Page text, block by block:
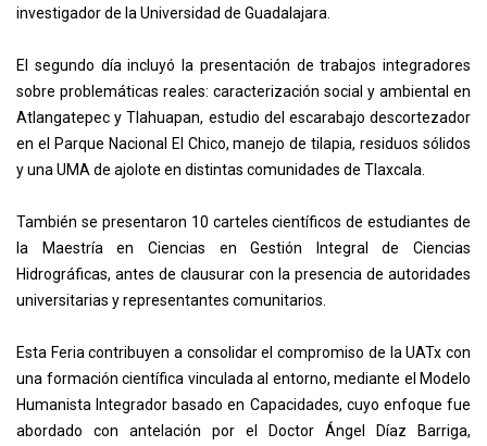
investigador de la Universidad de Guadalajara.
El segundo día incluyó la presentación de trabajos integradores
sobre problemáticas reales: caracterización social y ambiental en
Atlangatepec y Tlahuapan, estudio del escarabajo descortezador
en el Parque Nacional El Chico, manejo de tilapia, residuos sólidos
y una UMA de ajolote en distintas comunidades de Tlaxcala.
También se presentaron 10 carteles científicos de estudiantes de
la Maestría en Ciencias en Gestión Integral de Ciencias
Hidrográficas, antes de clausurar con la presencia de autoridades
universitarias y representantes comunitarios.
Esta Feria contribuyen a consolidar el compromiso de la UATx con
una formación científica vinculada al entorno, mediante el Modelo
Humanista Integrador basado en Capacidades, cuyo enfoque fue
abordado con antelación por el Doctor Ángel Díaz Barriga,